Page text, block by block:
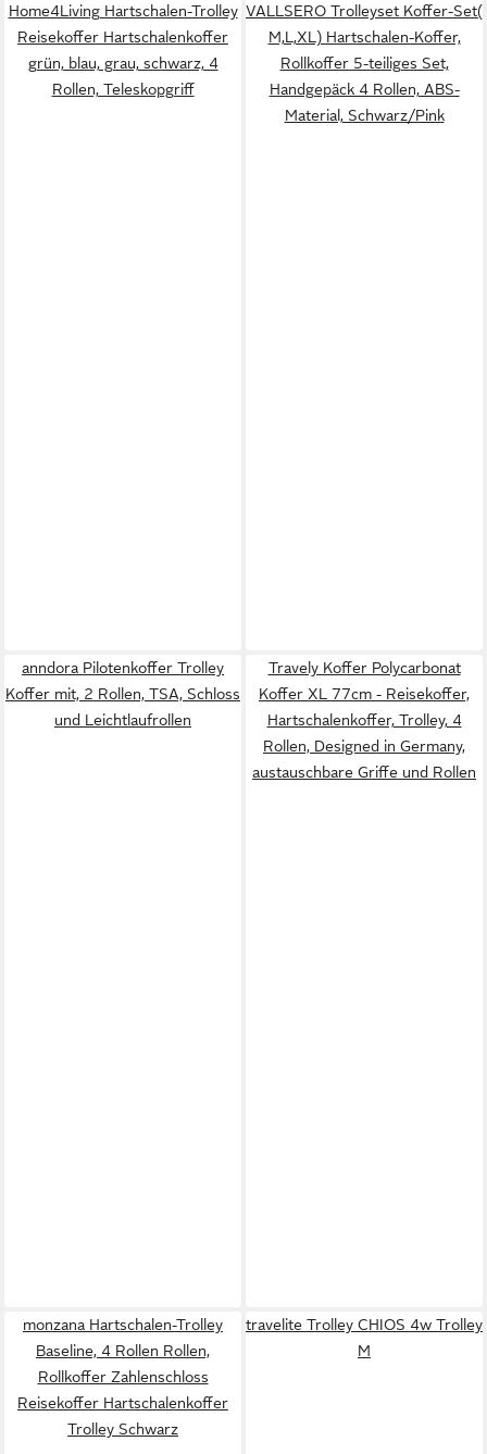
Home4Living Hartschalen-Trolley
Reisekoffer Hartschalenkoffer
grün, blau, grau, schwarz, 4
Rollen, Teleskopgriff
VALLSERO Trolleyset Koffer-Set(
M,L,XL) Hartschalen-Koffer,
Rollkoffer 5-teiliges Set,
Handgepäck 4 Rollen, ABS-
Material, Schwarz/Pink
anndora Pilotenkoffer Trolley
Koffer mit, 2 Rollen, TSA, Schloss
und Leichtlaufrollen
Travely Koffer Polycarbonat
Koffer XL 77cm - Reisekoffer,
Hartschalenkoffer, Trolley, 4
Rollen, Designed in Germany,
austauschbare Griffe und Rollen
monzana Hartschalen-Trolley
Baseline, 4 Rollen Rollen,
Rollkoffer Zahlenschloss
Reisekoffer Hartschalenkoffer
Trolley Schwarz
travelite Trolley CHIOS 4w Trolley
M